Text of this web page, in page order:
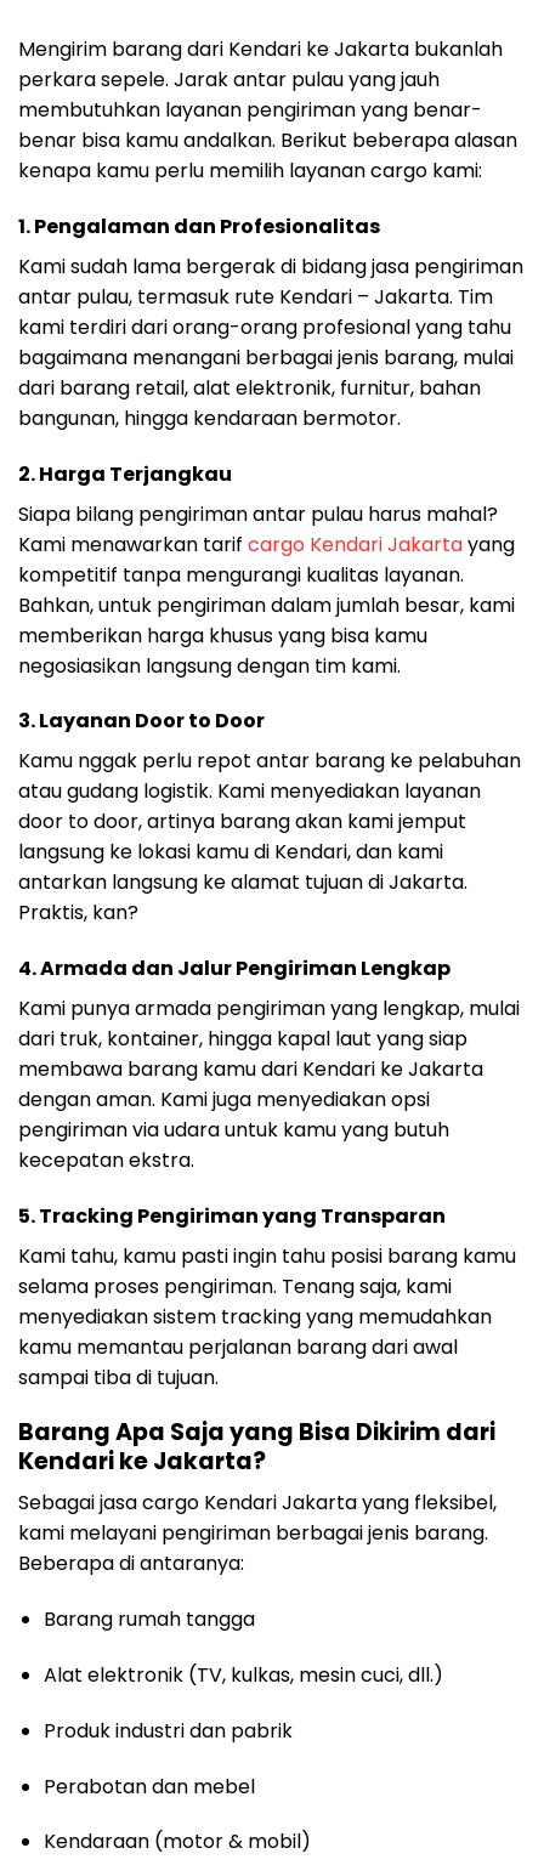
Mengirim barang dari Kendari ke Jakarta bukanlah
perkara sepele. Jarak antar pulau yang jauh
membutuhkan layanan pengiriman yang benar-
benar bisa kamu andalkan. Berikut beberapa alasan
kenapa kamu perlu memilih layanan cargo kami:
1. Pengalaman dan Profesionalitas
Kami sudah lama bergerak di bidang jasa pengiriman
antar pulau, termasuk rute Kendari – Jakarta. Tim
kami terdiri dari orang-orang profesional yang tahu
bagaimana menangani berbagai jenis barang, mulai
dari barang retail, alat elektronik, furnitur, bahan
bangunan, hingga kendaraan bermotor.
2. Harga Terjangkau
Siapa bilang pengiriman antar pulau harus mahal?
Kami menawarkan tarif cargo Kendari Jakartayang
kompetitif tanpa mengurangi kualitas layanan.
Bahkan, untuk pengiriman dalam jumlah besar, kami
memberikan harga khusus yang bisa kamu
negosiasikan langsung dengan tim kami.
3. Layanan Door to Door
Kamu nggak perlu repot antar barang ke pelabuhan
atau gudang logistik. Kami menyediakan layanan
door to door, artinya barang akan kami jemput
langsung ke lokasi kamu di Kendari, dan kami
antarkan langsung ke alamat tujuan di Jakarta.
Praktis, kan?
4. Armada dan Jalur Pengiriman Lengkap
Kami punya armada pengiriman yang lengkap, mulai
dari truk, kontainer, hingga kapal laut yang siap
membawa barang kamu dari Kendari ke Jakarta
dengan aman. Kami juga menyediakan opsi
pengiriman via udara untuk kamu yang butuh
kecepatan ekstra.
5. Tracking Pengiriman yang Transparan
Kami tahu, kamu pasti ingin tahu posisi barang kamu
selama proses pengiriman. Tenang saja, kami
menyediakan sistem tracking yang memudahkan
kamu memantau perjalanan barang dari awal
sampai tiba di tujuan.
Barang Apa Saja yang Bisa Dikirim dari
Kendari ke Jakarta?
Sebagai jasa cargo Kendari Jakarta yang fleksibel,
kami melayani pengiriman berbagai jenis barang.
Beberapa di antaranya:
Barang rumah tangga
Alat elektronik (TV, kulkas, mesin cuci, dll.)
Produk industri dan pabrik
Perabotan dan mebel
Kendaraan (motor & mobil)